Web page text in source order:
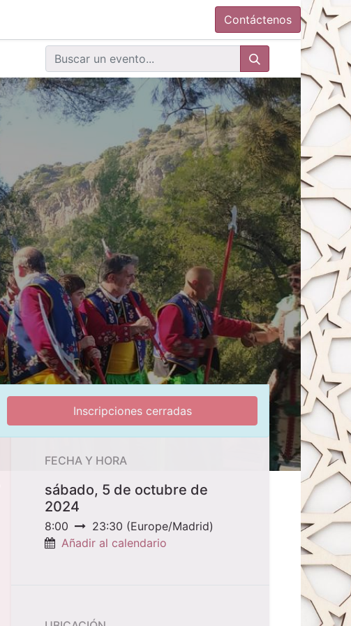
Contáctenos
Inscripciones cerradas
FECHA Y HORA
sábado, 5 de octubre de
2024
8:00 23:30 (Europe/Madrid)
Añadir al calendario